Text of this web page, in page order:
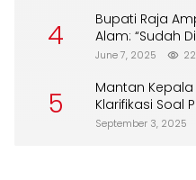
4
Bupati Raja
Alam: “Sudah
Merusak
June 7, 2025
5
Mantan Kepala
Klarifikasi Soal
September 3, 2025